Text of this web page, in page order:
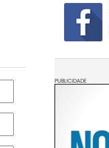
PUBLICIDADE